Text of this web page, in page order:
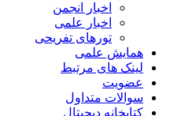
اخبار انجمن
اخبار علمی
تورهای تفریحی
همایش علمی
لینک های مرتبط
عضویت
سوالات متداول
کتابخانه دیجیتال